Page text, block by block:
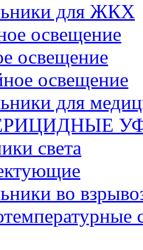
для ЖКХ
освещение
освещение
освещение
для
света
во